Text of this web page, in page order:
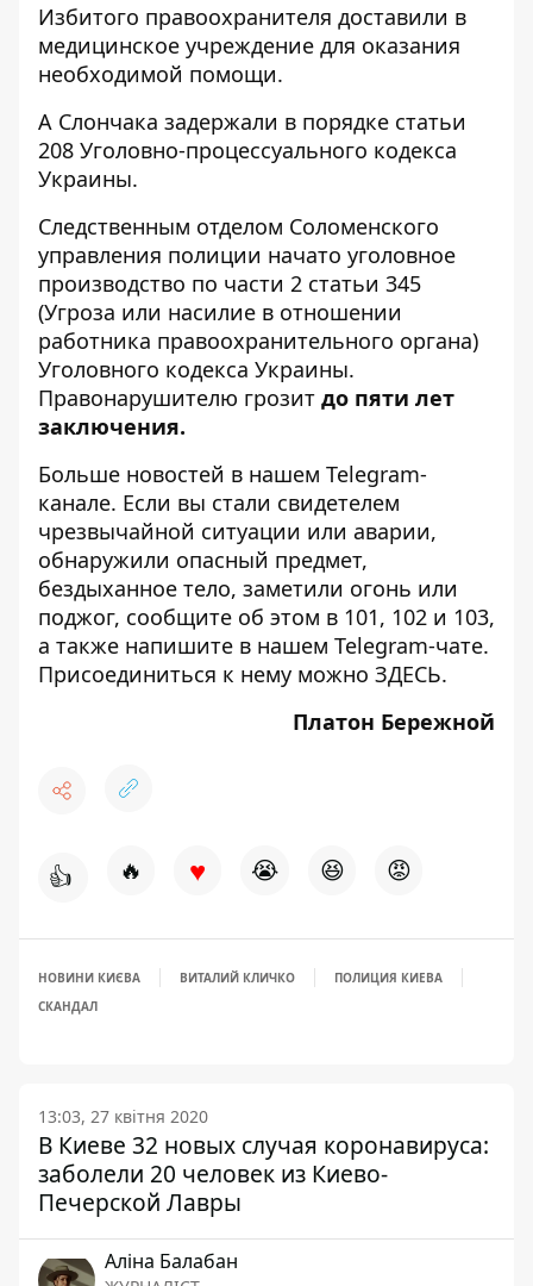
Избитого правоохранителя доставили в
медицинское учреждение для оказания
необходимой помощи.
А Слончака задержали в порядке статьи
208 Уголовно-процессуального кодекса
Украины.
Следственным отделом Соломенского
управления полиции начато уголовное
производство по части 2 статьи 345
(Угроза или насилие в отношении
работника правоохранительного органа)
Уголовного кодекса Украины.
Правонарушителю грозит до пяти лет
заключения.
Больше новостей в нашем Telegram-
канале. Если вы стали свидетелем
чрезвычайной ситуации или аварии,
обнаружили опасный предмет,
бездыханное тело, заметили огонь или
поджог, сообщите об этом в 101, 102 и 103,
а также напишите в нашем Telegram-чате.
Присоединиться к нему можно ЗДЕСЬ.
Платон Бережной
👍 🔥 ♥ 😭 😆 😡
НОВИНИ КИЄВА ВИТАЛИЙ КЛИЧКО
ПОЛИЦИЯ КИЕВА
СКАНДАЛ
13:03, 27 квітня 2020
В Киеве 32 новых случая коронавируса:
заболели 20 человек из Киево-
Печерской Лавры
Аліна Балабан